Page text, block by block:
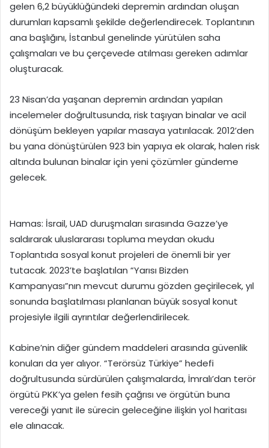
gelen 6,2 büyüklüğündeki depremin ardından oluşan
durumları kapsamlı şekilde değerlendirecek. Toplantının
ana başlığını, İstanbul genelinde yürütülen saha
çalışmaları ve bu çerçevede atılması gereken adımlar
oluşturacak.
23 Nisan’da yaşanan depremin ardından yapılan
incelemeler doğrultusunda, risk taşıyan binalar ve acil
dönüşüm bekleyen yapılar masaya yatırılacak. 2012’den
bu yana dönüştürülen 923 bin yapıya ek olarak, halen risk
altında bulunan binalar için yeni çözümler gündeme
gelecek.
Hamas: İsrail, UAD duruşmaları sırasında Gazze’ye
saldırarak uluslararası topluma meydan okudu
Toplantıda sosyal konut projeleri de önemli bir yer
tutacak. 2023’te başlatılan “Yarısı Bizden
Kampanyası”nın mevcut durumu gözden geçirilecek, yıl
sonunda başlatılması planlanan büyük sosyal konut
projesiyle ilgili ayrıntılar değerlendirilecek.
Kabine’nin diğer gündem maddeleri arasında güvenlik
konuları da yer alıyor. “Terörsüz Türkiye” hedefi
doğrultusunda sürdürülen çalışmalarda, İmralı’dan terör
örgütü PKK’ya gelen fesih çağrısı ve örgütün buna
vereceği yanıt ile sürecin geleceğine ilişkin yol haritası
ele alınacak.